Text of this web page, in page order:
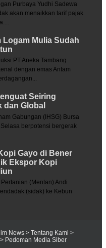
Purbaya Yudhi Sadewa
akan menaikkan tarif pajak
Logam Mulia Sudah
PT Aneka Tambang
dengan emas Antam
Seiring
dan Global
Gabungan (IHSG) Bursa
berpotensi bergerak
Gayo di Bener
Ekspor Kopi
(Mentan) Andi
(sidak) ke Kebun
News > Tentang Kami >
> Pedoman Media Siber